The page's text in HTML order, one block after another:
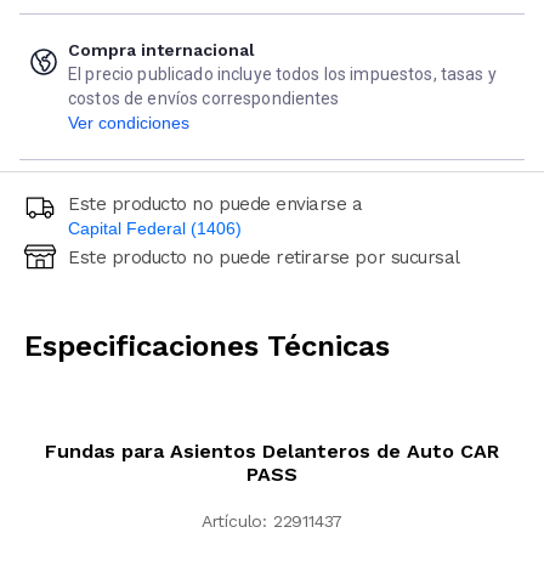
Compra internacional
El precio publicado incluye todos los impuestos, tasas y
costos de envíos correspondientes
Ver condiciones
Este producto no puede enviarse a
Capital Federal (1406)
Ingresá código postal (sólo números)
Este producto no puede retirarse por sucursal
Especificaciones Técnicas
Fundas para Asientos Delanteros de Auto CAR
PASS
Artículo: 22911437